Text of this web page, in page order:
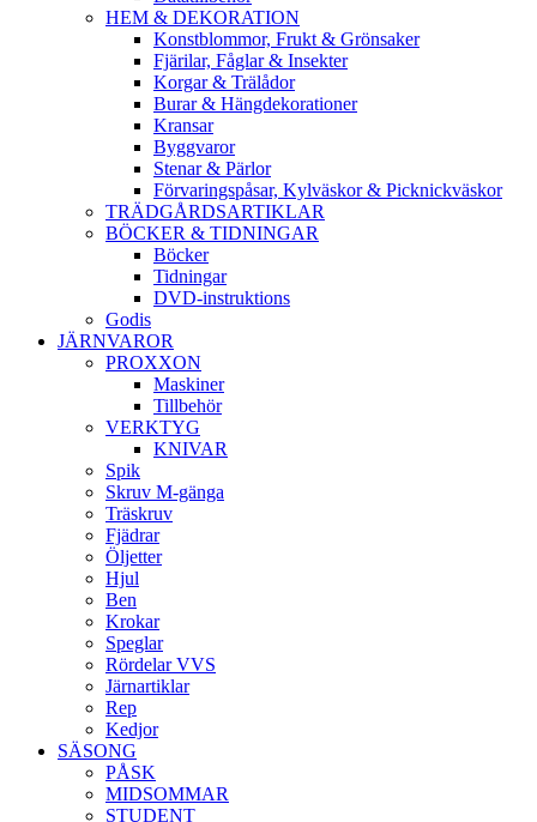
HEM & DEKORATION
Konstblommor, Frukt & Grönsaker
Fjärilar, Fåglar & Insekter
Korgar & Trälådor
Burar & Hängdekorationer
Kransar
Byggvaror
Stenar & Pärlor
Förvaringspåsar, Kylväskor & Picknickväskor
TRÄDGÅRDSARTIKLAR
BÖCKER & TIDNINGAR
Böcker
Tidningar
DVD-instruktions
Godis
JÄRNVAROR
PROXXON
Maskiner
Tillbehör
VERKTYG
KNIVAR
Spik
Skruv M-gänga
Träskruv
Fjädrar
Öljetter
Hjul
Ben
Krokar
Speglar
Rördelar VVS
Järnartiklar
Rep
Kedjor
SÄSONG
PÅSK
MIDSOMMAR
STUDENT